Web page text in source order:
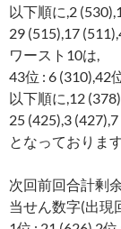
以下順に,2
29 (515),17
ワースト10は,
43位 : 6 (310),42
以下順に,12
25 (425),3
となっております
次回前回合計剰
当せん数字(出現